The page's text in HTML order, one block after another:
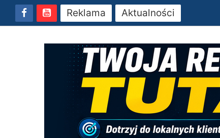
Reklama Aktualności